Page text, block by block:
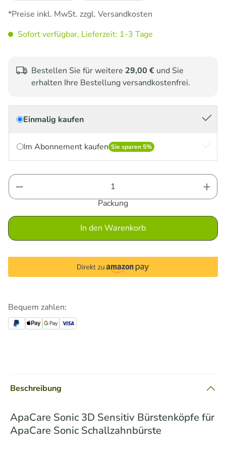
*Preise inkl. MwSt. zzgl. Versandkosten
Sofort verfügbar, Lieferzeit: 1-3 Tage
Bestellen Sie für weitere 29,00 € und Sie
erhalten Ihre Bestellung versandkostenfrei.
Einmalig kaufen
Im Abonnement kaufen Sie sparen 5%
Produkt Anzahl: Gib den gewünschten
Packung
In den Warenkorb
Bequem zahlen:
Beschreibung
ApaCare Sonic 3D Sensitiv Bürstenköpfe für
ApaCare Sonic Schallzahnbürste